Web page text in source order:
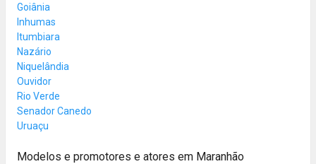
Goiânia
Inhumas
Itumbiara
Nazário
Niquelândia
Ouvidor
Rio Verde
Senador Canedo
Uruaçu
Modelos e promotores e atores em Maranhão